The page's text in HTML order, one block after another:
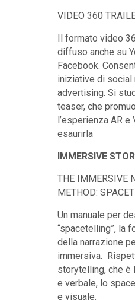
VIDEO 360
Il formato video
diffuso anche su
Facebook.
iniziative di social
advertising. Si
teaser, che
l’esperienza AR e
esaurirla
IMMERSIVE
THE IMMERSIVE
METHOD:
Un manuale per
“spacetelling”, la
della narrazione
immersiva.
storytelling, che è
e verbale, lo
e visuale.